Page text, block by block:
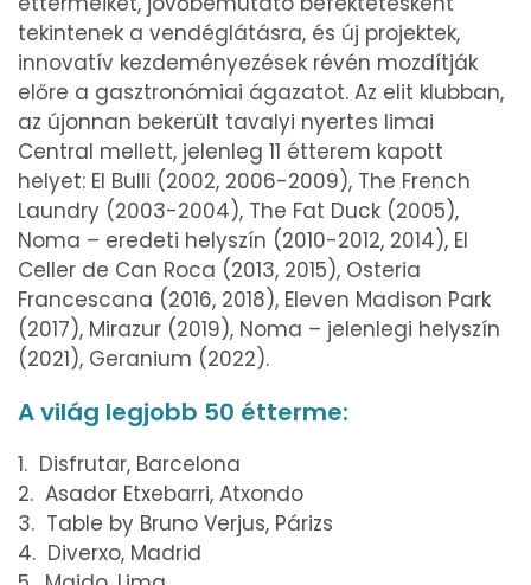
tekintenek a vendéglátásra, és új projektek,
innovatív kezdeményezések révén mozdítják
előre a gasztronómiai ágazatot. Az elit klubban,
az újonnan bekerült tavalyi nyertes limai
Central mellett, jelenleg 11 étterem kapott
helyet: El Bulli (2002, 2006-2009), The French
Laundry (2003-2004), The Fat Duck (2005),
Noma – eredeti helyszín (2010-2012, 2014), El
Celler de Can Roca (2013, 2015), Osteria
Francescana (2016, 2018), Eleven Madison Park
(2017), Mirazur (2019), Noma – jelenlegi helyszín
(2021), Geranium (2022).
A világ legjobb 50 étterme:
1. Disfrutar, Barcelona
2. Asador Etxebarri, Atxondo
3. Table by Bruno Verjus, Párizs
4. Diverxo, Madrid